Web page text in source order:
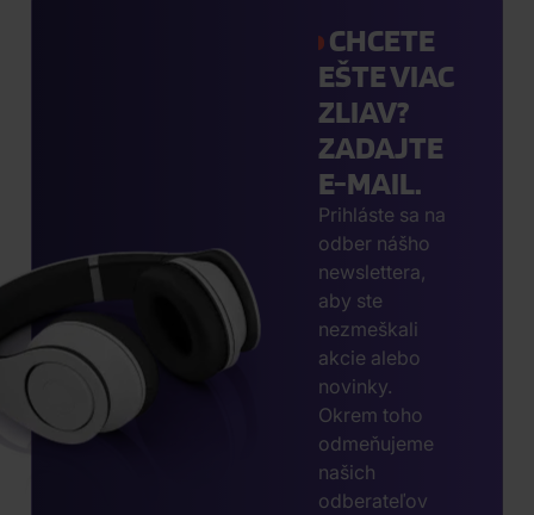
CHCETE
EŠTE VIAC
ZLIAV?
ZADAJTE
E-MAIL.
Prihláste sa na
odber nášho
newslettera,
aby ste
nezmeškali
akcie alebo
novinky.
Okrem toho
odmeňujeme
našich
odberateľov